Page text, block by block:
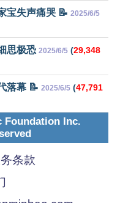
宝失声痛哭 📝 2025/6/5
思极恐 2025/6/5 (29,348
落幕 📝 2025/6/5 (47,791
Inc.
条款